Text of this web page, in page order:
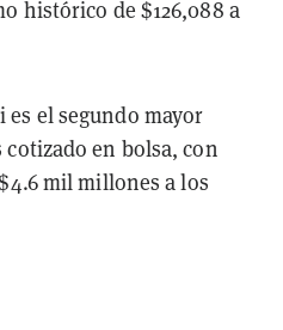
histórico de $126,088 a
es el segundo mayor
en bolsa, con
mil millones a los